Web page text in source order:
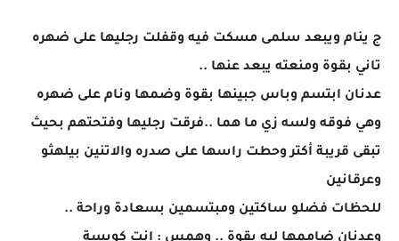
ج ينام ويبعد سلمى مسكت فيه وقفلت رجليها على ضهره
تاني بقوة ومنعته يبعد عنها ..
عدنان ابتسم وباس جبينها بقوة وضمها ونام على ضهره
وهي فوقه ولسه زي ما هما ..فرقت رجليها وفتحتهم بحيث
تبقى قريبة أكتر وحطت راسها على صدره والاتنين بيلهثو
وعرقانين
للحظات فضلو ساكتين ومبتسمين بسعادة وراحة ..